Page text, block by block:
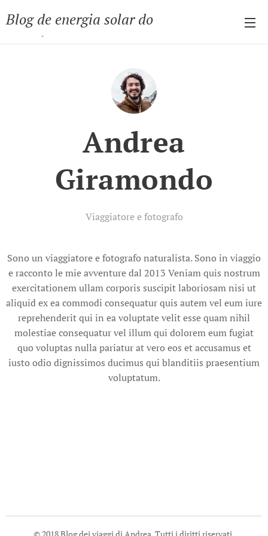
Blog de energia solar do
André
Andrea
Giramondo
Viaggiatore e fotografo
​Sono un viaggiatore e fotografo naturalista. Sono in viaggio
e racconto le mie avventure dal 2013 Veniam quis nostrum
exercitationem ullam corporis suscipit laboriosam nisi ut
aliquid ex ea commodi consequatur quis autem vel eum iure
reprehenderit qui in ea voluptate velit esse quam nihil
molestiae consequatur vel illum qui dolorem eum fugiat
quo voluptas nulla pariatur at vero eos et accusamus et
iusto odio dignissimos ducimus qui blanditiis praesentium
voluptatum.